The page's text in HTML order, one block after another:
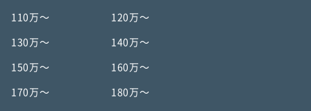
110万〜 120万〜
130万〜 140万〜
150万〜 160万〜
170万〜 180万〜